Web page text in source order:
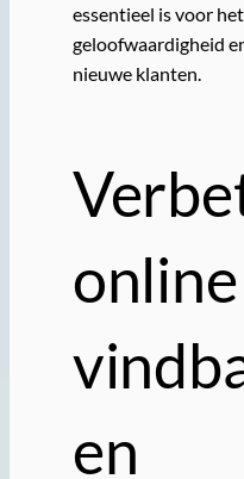
essentieel is voor
geloofwaardigheid
nieuwe klanten.
online
en